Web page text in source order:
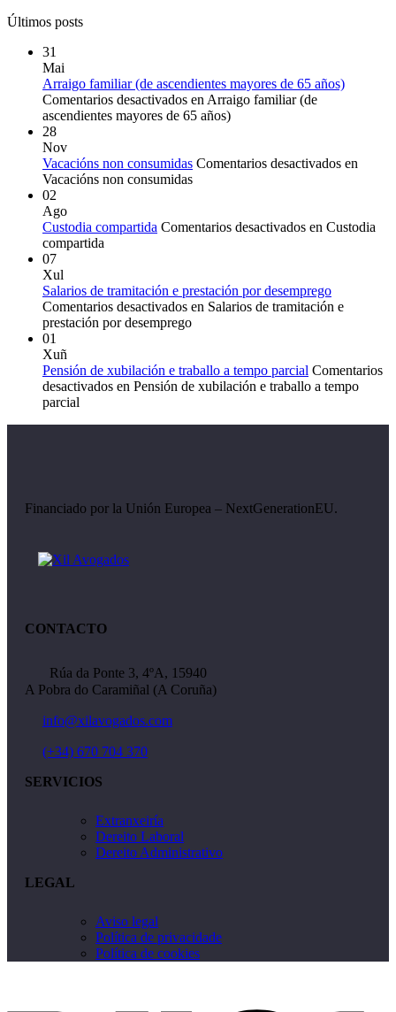
Últimos posts
31
Mai
Arraigo familiar (de ascendientes mayores de 65 años)
Comentarios desactivados en Arraigo familiar (de
ascendientes mayores de 65 años)
28
Nov
Vacacións non consumidas Comentarios desactivados en
Vacacións non consumidas
02
Ago
Custodia compartida Comentarios desactivados en Custodia
compartida
07
Xul
Salarios de tramitación e prestación por desemprego
Comentarios desactivados en Salarios de tramitación e
prestación por desemprego
01
Xuñ
Pensión de xubilación e traballo a tempo parcial Comentarios
desactivados en Pensión de xubilación e traballo a tempo
parcial
Financiado por la Unión Europea – NextGenerationEU.
CONTACTO
Rúa da Ponte 3, 4ºA, 15940
A Pobra do Caramiñal (A Coruña)
info@xilavogados.com
(+34) 670 704 370
SERVICIOS
Extranxeiría
Dereito Laboral
Dereito Administrativo
LEGAL
Aviso legal
Política de privacidade
Política de cookies